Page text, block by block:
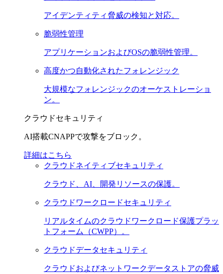
アイデンティティ脅威の検知と対応。
脆弱性管理
アプリケーションおよびOSの脆弱性管理。
高度かつ自動化されたフォレンジック
大規模なフォレンジックのオーケストレーショ
ン。
クラウドセキュリティ
AI搭載CNAPPで攻撃をブロック。
詳細はこちら
クラウドネイティブセキュリティ
クラウド、AI、開発リソースの保護。
クラウドワークロードセキュリティ
リアルタイムのクラウドワークロード保護プラッ
トフォーム（CWPP）。
クラウドデータセキュリティ
クラウドおよびネットワークデータストアの脅威